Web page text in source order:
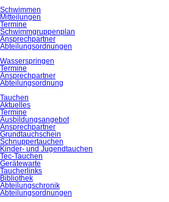
Schwimmen
Mitteilungen
Termine
Schwimmgruppenplan
Ansprechpartner
Abteilungsordnungen
Wasserspringen
Termine
Ansprechpartner
Abteilungsordnung
Tauchen
Aktuelles
Termine
Ausbildungsangebot
Ansprechpartner
Grundtauchschein
Schnuppertauchen
Kinder- und Jugendtauchen
Tec-Tauchen
Gerätewarte
Taucherlinks
Bibliothek
Abteilungschronik
Abteilungsordnungen